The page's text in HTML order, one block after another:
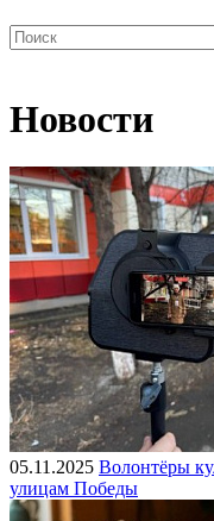
Новости
05.11.2025 Волонтёры
улицам Победы